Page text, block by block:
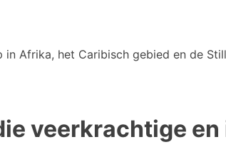
Afrika, het Caribisch gebied en de
veerkrachtige